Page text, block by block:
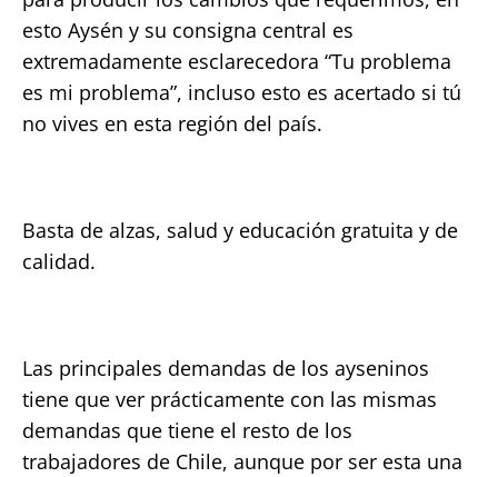
esto Aysén y su consigna central es
extremadamente esclarecedora “Tu problema
es mi problema”, incluso esto es acertado si tú
no vives en esta región del país.
Basta de alzas, salud y educación gratuita y de
calidad.
Las principales demandas de los ayseninos
tiene que ver prácticamente con las mismas
demandas que tiene el resto de los
trabajadores de Chile, aunque por ser esta una